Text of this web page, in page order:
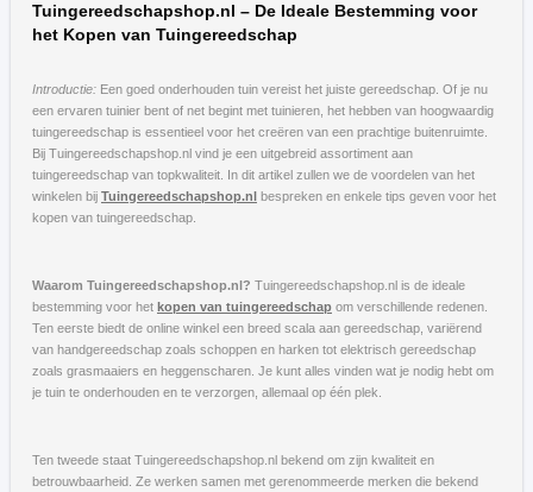
Tuingereedschapshop.nl – De Ideale Bestemming voor
het Kopen van Tuingereedschap
Introductie: Een goed onderhouden tuin vereist het juiste gereedschap. Of je nu
een ervaren tuinier bent of net begint met tuinieren, het hebben van hoogwaardig
tuingereedschap is essentieel voor het creëren van een prachtige buitenruimte.
Bij Tuingereedschapshop.nl vind je een uitgebreid assortiment aan
tuingereedschap van topkwaliteit. In dit artikel zullen we de voordelen van het
winkelen bij Tuingereedschapshop.nl bespreken en enkele tips geven voor het
kopen van tuingereedschap.
Waarom Tuingereedschapshop.nl? Tuingereedschapshop.nl is de ideale
bestemming voor het kopen van tuingereedschap om verschillende redenen.
Ten eerste biedt de online winkel een breed scala aan gereedschap, variërend
van handgereedschap zoals schoppen en harken tot elektrisch gereedschap
zoals grasmaaiers en heggenscharen. Je kunt alles vinden wat je nodig hebt om
je tuin te onderhouden en te verzorgen, allemaal op één plek.
Ten tweede staat Tuingereedschapshop.nl bekend om zijn kwaliteit en
betrouwbaarheid. Ze werken samen met gerenommeerde merken die bekend